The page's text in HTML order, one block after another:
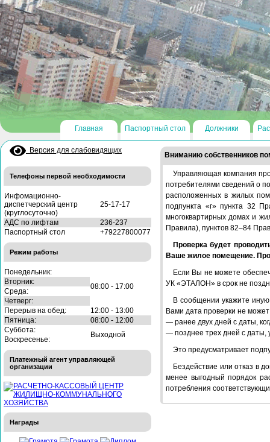
Главная Паспортный стол Должники
Версия для слабовидящих
Телефоны первой необходимости
Инфомационно-
диспетчерский центр
(круглосуточно)
25-17-17
АДС по лифтам
236-237
Паспортный стол
+79227800077
Режим работы
Понедельник:
08:00 - 17:00
Вторник:
Среда:
Четверг:
Перерыв на обед:
12:00 - 13:00
Пятница:
08:00 - 12:00
Суббота:
Выходной
Воскресенье:
Платежный агент управляющей
организации
Награды
Вниманию собственников
Управляющая компания
потребителями сведений о
расположенных в жилых
подпункта «г» пункта 32
многоквартирных домах и
Правила), пунктов 82–84
Проверка будет
Ваше жилое помещение.
Если Вы не можете
УК «ЭТАЛОН» в срок не
В сообщении укажите
Вами дата проверки не
— ранее двух дней с даты,
— позднее трех дней с даты,
Это предусматривает
Бездействие или отказ в
менее выгодный порядок
потребления